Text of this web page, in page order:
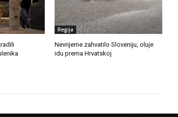
Regija
Nevrijeme zahvatilo Sloveniju, oluje
idu prema Hrvatskoj